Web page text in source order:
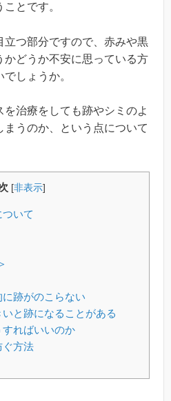
とです。
立つ部分ですので、赤みや黒
かどうか不安に思っている方
しょうか。
治療をしても跡やシミのよ
まうのか、という点について
[非表示]
いて
跡がのこらない
と跡になることがある
ればいいのか
ぐ方法